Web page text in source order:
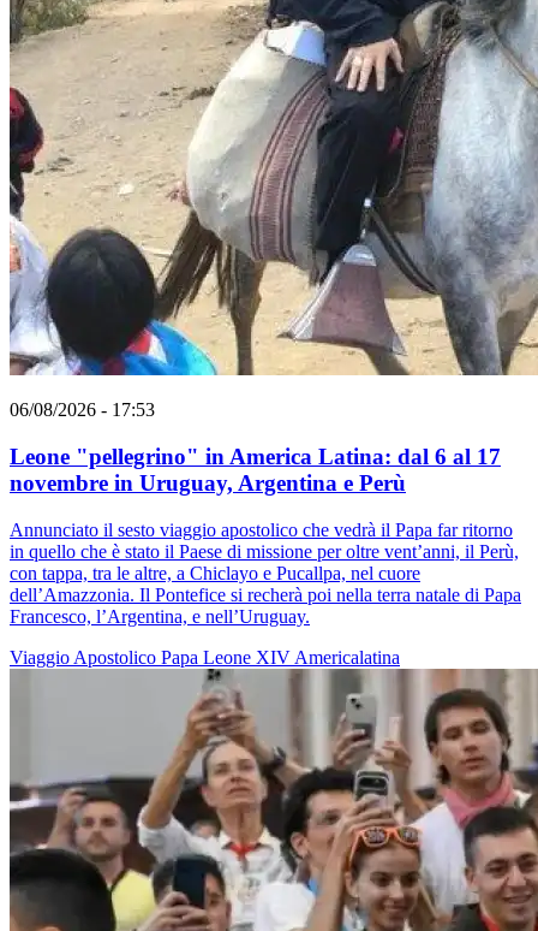
06/08/2026 - 17:53
Leone "pellegrino" in America Latina: dal 6 al 17
novembre in Uruguay, Argentina e Perù
Annunciato il sesto viaggio apostolico che vedrà il Papa far ritorno
in quello che è stato il Paese di missione per oltre vent’anni, il Perù,
con tappa, tra le altre, a Chiclayo e Pucallpa, nel cuore
dell’Amazzonia. Il Pontefice si recherà poi nella terra natale di Papa
Francesco, l’Argentina, e nell’Uruguay.
Viaggio Apostolico Papa Leone XIV Americalatina